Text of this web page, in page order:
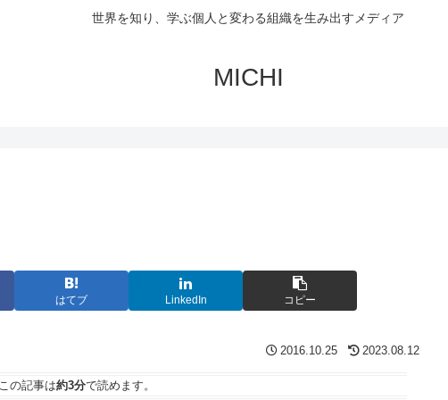
世界を知り、学ぶ個人と変わる組織を生み出すメディア
MICHI
はてブ LinkedIn コピー
2016.10.25 2023.08.12
この記事は約3分で読めます。